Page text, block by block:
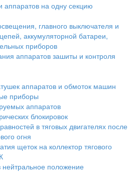
на одну секцию
главного выключателя и
аккумуляторной батареи,
приборов
аппаратов зашиты и контроля
аппаратов и обмоток машин
приборы
аппаратов
блокировок
в тяговых двигателях после
огня
щеток на коллектор тягового
нейтральное положение